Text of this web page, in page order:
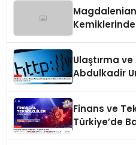
Ulaştırma ve
Abdulkadir
Finans ve
Türkiye’de